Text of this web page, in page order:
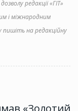
редакції «ГІТ»
і міжнародним
на редакційну